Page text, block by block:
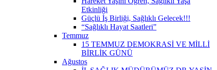
Etkinliği
Güçlü İş Birliği, Sağlıklı Gelecek!!!
“Sağlıklı Hayat Saatleri”
Temmuz
15 TEMMUZ DEMOKRASİ VE MİLLİ
BİRLİK GÜNÜ
Ağustos